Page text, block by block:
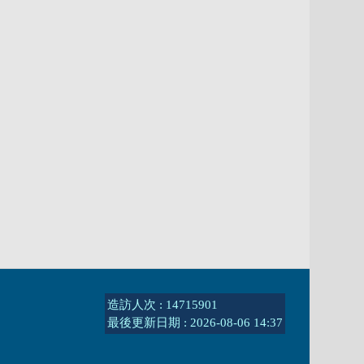
造訪人次 : 14715901
最後更新日期 : 2026-08-06 14:37